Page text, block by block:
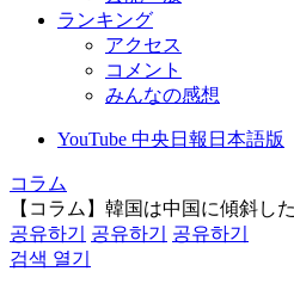
ランキング
アクセス
コメント
みんなの感想
YouTube 中央日報日本語版
コラム
【コラム】韓国は中国に傾斜し
공유하기
공유하기
공유하기
검색 열기